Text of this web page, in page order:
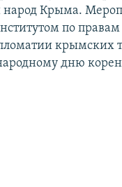
Крыма.
по
крымских
дню